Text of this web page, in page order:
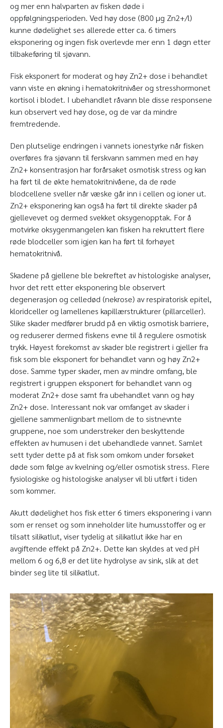
og mer enn halvparten av fisken døde i
oppfølgningsperioden. Ved høy dose (800 µg Zn2+/l)
kunne dødelighet ses allerede etter ca. 6 timers
eksponering og ingen fisk overlevde mer enn 1 døgn etter
tilbakeføring til sjøvann.
Fisk eksponert for moderat og høy Zn2+ dose i behandlet
vann viste en økning i hematokritnivåer og stresshormonet
kortisol i blodet. I ubehandlet råvann ble disse responsene
kun observert ved høy dose, og de var da mindre
fremtredende.
Den plutselige endringen i vannets ionestyrke når fisken
overføres fra sjøvann til ferskvann sammen med en høy
Zn2+konsentrasjon har forårsaket osmotisk stress og kan
ha ført til de økte hematokritnivåene, da de røde
blodcellene sveller når væske går inn i cellen og ioner ut.
Zn2+ eksponering kan også ha ført til direkte skader på
gjellevevet og dermed svekket oksygenopptak. For å
motvirke oksygenmangelen kan fisken ha rekruttert flere
røde blodceller som igjen kan ha ført til forhøyet
hematokritnivå.
Skadene på gjellene ble bekreftet av histologiske analyser,
hvor det rett etter eksponering ble observert
degenerasjon og celledød (nekrose) av respiratorisk epitel,
kloridceller og lamellenes kapillærstrukturer (pillarceller).
Slike skader medfører brudd på en viktig osmotisk barriere,
og reduserer dermed fiskens evne til å regulere osmotisk
trykk. Høyest forekomst av skader ble registrert i gjeller fra
fisk som ble eksponert for behandlet vann og høy Zn2+
dose. Samme typer skader, men av mindre omfang, ble
registrert i gruppen eksponert for behandlet vann og
moderat Zn2+ dose samt fra ubehandlet vann og høy
Zn2+ dose. Interessant nok var omfanget av skader i
gjellene sammenlignbart mellom de to sistnevnte
gruppene, noe som understreker den beskyttende
effekten av humusen i det ubehandlede vannet. Samlet
sett tyder dette på at fisk som omkom under forsøket
døde som følge av kvelning og/eller osmotisk stress. Flere
fysiologiske og histologiske analyser vil bli utført i tiden
som kommer.
Akutt dødelighet hos fisk etter 6 timers eksponering i vann
som er renset og som inneholder lite humusstoffer og er
tilsatt silikatlut, viser tydelig at silikatlut ikke har en
avgiftende effekt på Zn2+. Dette kan skyldes at ved pH
mellom 6 og 6,8 er det lite hydrolyse av sink, slik at det
binder seg lite til silikatlut.